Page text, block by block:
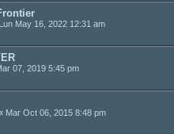
Lun May 16, 2022 12:31 am
07, 2019 5:45 pm
Mar Oct 06, 2015 8:48 pm